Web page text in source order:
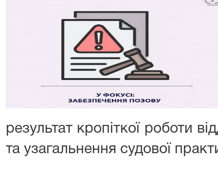
результат кропіткої роботи
та узагальнення судової